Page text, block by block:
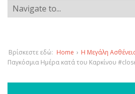
Βρίσκεστε εδώ: Home › Η Μεγάλη
Παγκόσμια Ημέρα κατά του Καρκίνου